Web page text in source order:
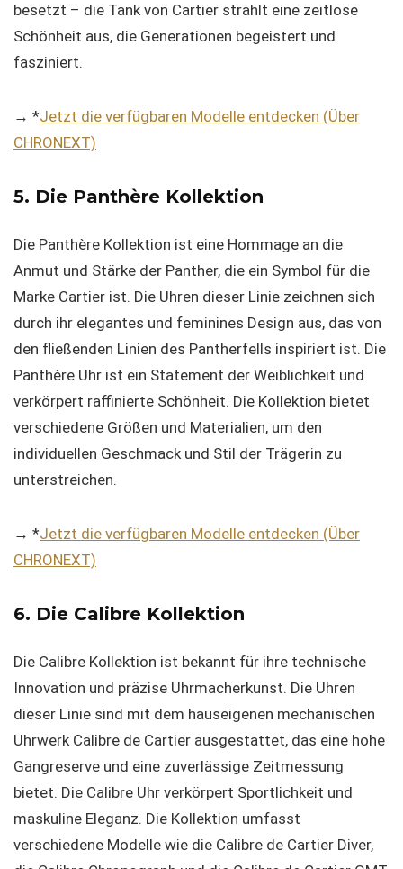
besetzt – die Tank von Cartier strahlt eine zeitlose
Schönheit aus, die Generationen begeistert und
fasziniert.
→ *Jetzt die verfügbaren Modelle entdecken (Über
CHRONEXT)
5. Die Panthère Kollektion
Die Panthère Kollektion ist eine Hommage an die
Anmut und Stärke der Panther, die ein Symbol für die
Marke Cartier ist. Die Uhren dieser Linie zeichnen sich
durch ihr elegantes und feminines Design aus, das von
den fließenden Linien des Pantherfells inspiriert ist. Die
Panthère Uhr ist ein Statement der Weiblichkeit und
verkörpert raffinierte Schönheit. Die Kollektion bietet
verschiedene Größen und Materialien, um den
individuellen Geschmack und Stil der Trägerin zu
unterstreichen.
→ *Jetzt die verfügbaren Modelle entdecken (Über
CHRONEXT)
6. Die Calibre Kollektion
Die Calibre Kollektion ist bekannt für ihre technische
Innovation und präzise Uhrmacherkunst. Die Uhren
dieser Linie sind mit dem hauseigenen mechanischen
Uhrwerk Calibre de Cartier ausgestattet, das eine hohe
Gangreserve und eine zuverlässige Zeitmessung
bietet. Die Calibre Uhr verkörpert Sportlichkeit und
maskuline Eleganz. Die Kollektion umfasst
verschiedene Modelle wie die Calibre de Cartier Diver,